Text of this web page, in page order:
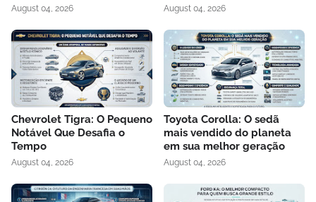
August 04, 2026 August 04, 2026
Chevrolet Tigra: O Pequeno
Notável Que Desafia o
Tempo
August 04, 2026
Toyota Corolla: O sedã
mais vendido do planeta
em sua melhor geração
August 04, 2026